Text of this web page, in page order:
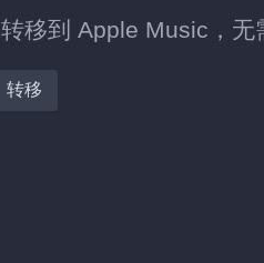
移到 Apple Music，无
转移